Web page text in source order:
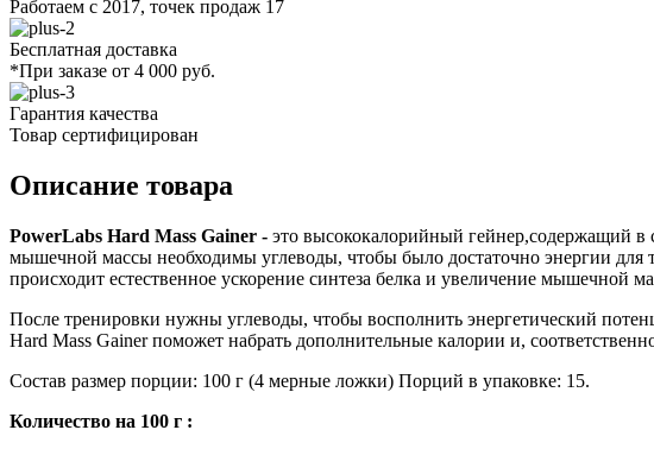
Работаем с 2017, точек продаж 17
Бесплатная доставка
*При заказе от 4 000 руб.
Гарантия качества
Товар сертифицирован
Описание товара
PowerLabs Hard Mass Gainer - это высококалорийный гейнер,содержащий в
мышечной массы необходимы углеводы, чтобы было достаточно энергии
происходит естественное ускорение синтеза белка и увеличение мышечной
После тренировки нужны углеводы, чтобы восполнить энергетический
Hard Mass Gainer поможет набрать дополнительные калории и,
Состав размер порции: 100 г (4 мерные ложки) Порций в упаковке: 15.
Количество на 100 г :